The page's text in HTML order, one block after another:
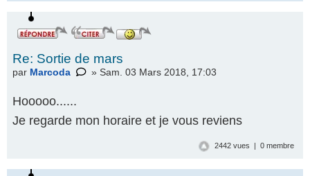
Re: Sortie de mars
par Marcoda » Sam. 03 Mars 2018, 17:03
Hooooo......
Je regarde mon horaire et je vous reviens
2442 vues | 0 membre